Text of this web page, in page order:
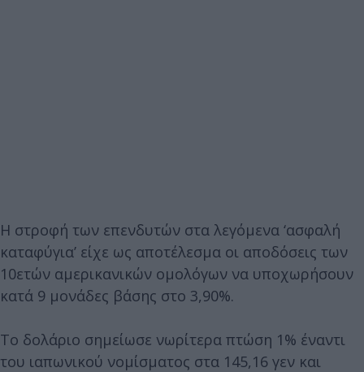
Η στροφή των επενδυτών στα λεγόμενα ‘ασφαλή
καταφύγια’ είχε ως αποτέλεσμα οι αποδόσεις των
10ετών αμερικανικών ομολόγων να υποχωρήσουν
κατά 9 μονάδες βάσης στο 3,90%.
Το δολάριο σημείωσε νωρίτερα πτώση 1% έναντι
του ιαπωνικού νομίσματος στα 145,16 γεν και